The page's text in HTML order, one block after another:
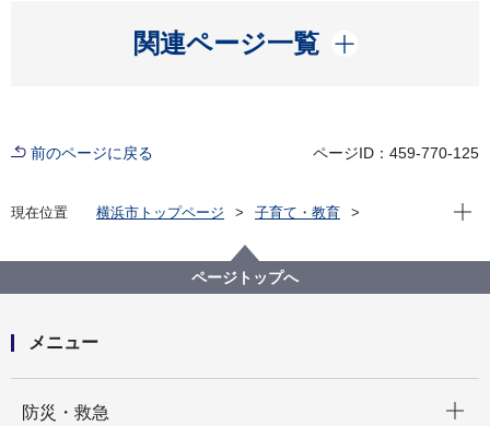
関連ページ一覧
開く
前のページに戻る ページID：459-770-125
現在位置 横浜市トップページ
子育て・教育
親と子のつどいの広場
現在
ページトップへ
メニュー
防災・救急